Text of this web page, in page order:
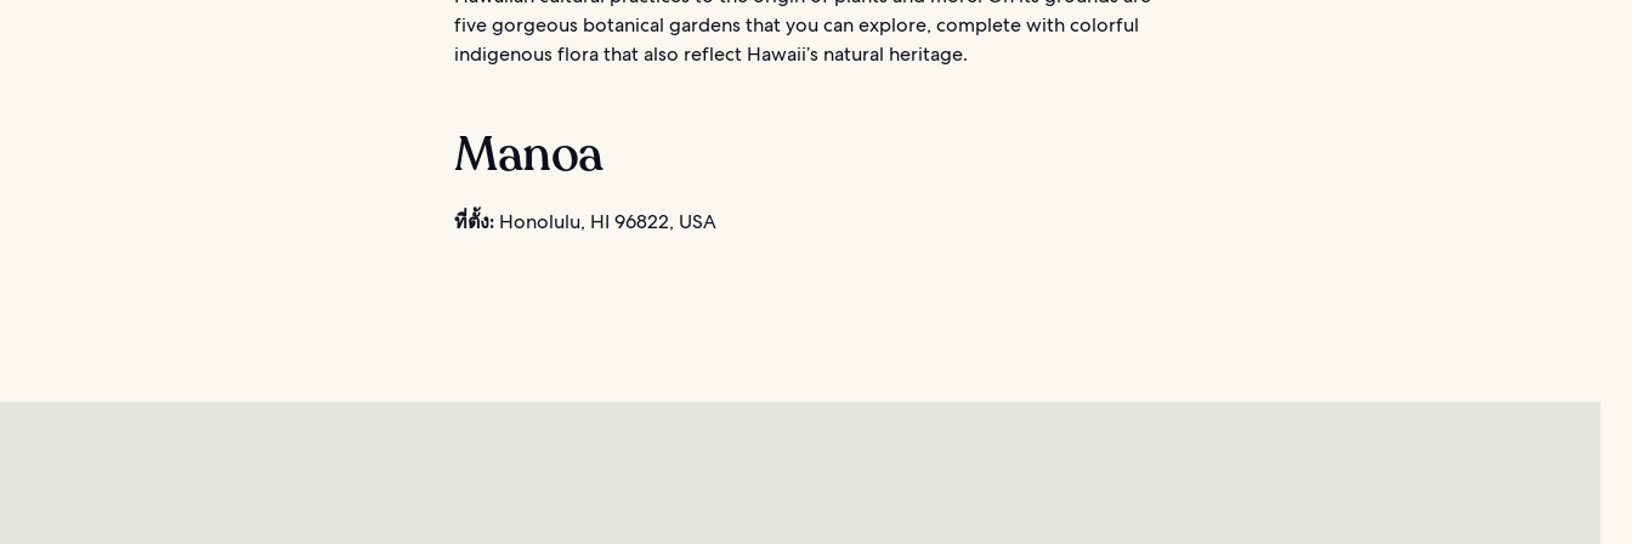
five gorgeous botanical gardens that you can explore, complete with colorful
indigenous flora that also reflect Hawaii’s natural heritage.
Manoa
ที่ตั้ง: Honolulu, HI 96822, USA